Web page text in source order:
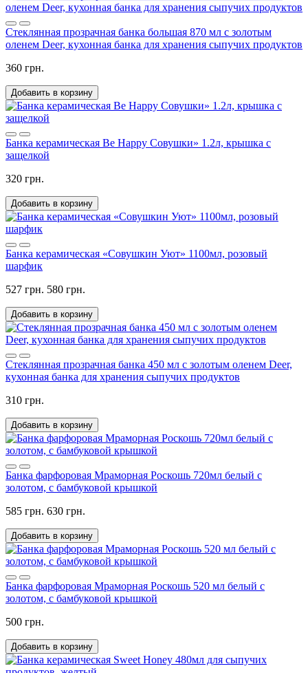
Стеклянная прозрачная банка большая 870 мл с золотым
оленем Deer, кухонная банка для хранения сыпучих продуктов
360 грн.
Добавить в корзину
Банка керамическая Be Happy Совушки» 1.2л, крышка с
защелкой
320 грн.
Добавить в корзину
Банка керамическая «Совушкин Уют» 1100мл, розовый
шарфик
527 грн. 580 грн.
Добавить в корзину
Стеклянная прозрачная банка 450 мл с золотым оленем Deer,
кухонная банка для хранения сыпучих продуктов
310 грн.
Добавить в корзину
Банка фарфоровая Мраморная Роскошь 720мл белый с
золотом, с бамбуковой крышкой
585 грн. 630 грн.
Добавить в корзину
Банка фарфоровая Мраморная Роскошь 520 мл белый с
золотом, с бамбуковой крышкой
500 грн.
Добавить в корзину